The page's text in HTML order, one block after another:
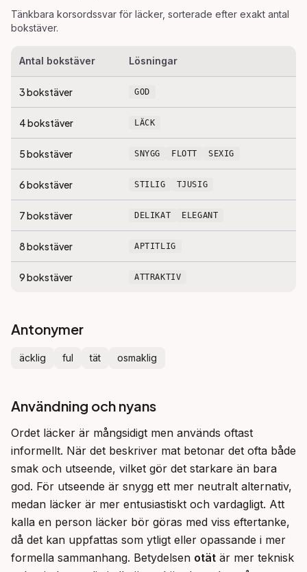
Tänkbara korsordssvar för läcker, sorterade efter exakt antal
bokstäver.
Antal bokstäver Lösningar
3bokstäver GOD
4bokstäver LÄCK
5bokstäver SNYGG FLOTT SEXIG
6bokstäver STILIG TJUSIG
7bokstäver DELIKAT ELEGANT
8bokstäver APTITLIG
9bokstäver ATTRAKTIV
Antonymer
äcklig ful tät osmaklig
Användning och nyans
Ordet läcker är mångsidigt men används oftast
informellt. När det beskriver mat betonar det ofta både
smak och utseende, vilket gör det starkare än bara
god. För utseende är snygg ett mer neutralt alternativ,
medan läcker är mer entusiastiskt och vardagligt. Att
kalla en person läcker bör göras med viss eftertanke,
då det kan uppfattas som ytligt eller opassande i mer
formella sammanhang. Betydelsen otät är mer teknisk